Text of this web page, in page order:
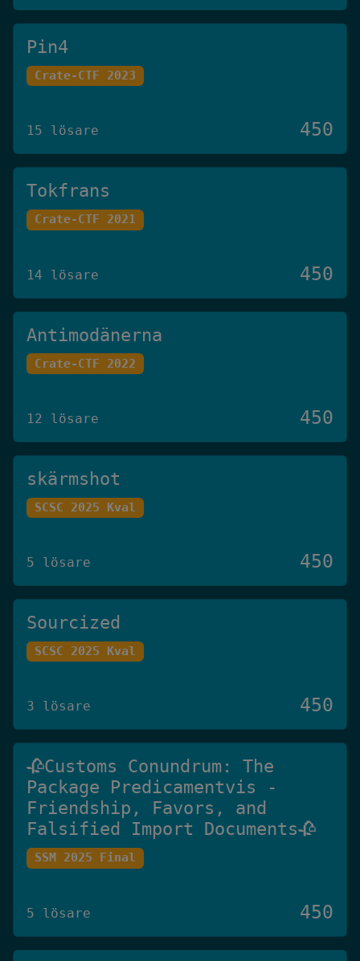
Pin4
Crate-CTF 2023
15 lösare 450
Tokfrans
Crate-CTF 2021
14 lösare 450
Antimodänerna
Crate-CTF 2022
12 lösare 450
skärmshot
SCSC 2025 Kval
5 lösare 450
Sourcized
SCSC 2025 Kval
3 lösare 450
🥀Customs Conundrum: The
Package Predicamentvis -
Friendship, Favors, and
Falsified Import Documents🥀
SSM 2025 Final
5 lösare 450